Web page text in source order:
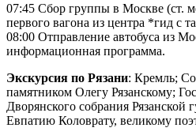
07:45 Сбор группы в Москве (ст.
первого вагона из центра *гид с
08:00 Отправление автобуса из
информационная программа.
Экскурсия по Рязани: Кремль;
памятником Олегу Рязанскому;
Дворянского собрания Рязанской
Евпатию Коловрату, великому